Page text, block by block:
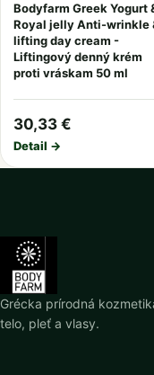
Bodyfarm Greek Yogurt
Royal jelly Anti-wrinkle
lifting day cream -
Liftingový denný krém
proti vráskam 50 ml
30,33 €
Detail →
Grécka prírodná
telo, pleť a vlasy.